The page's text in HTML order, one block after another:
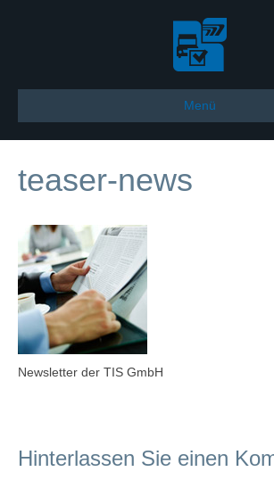
Menü
teaser-news
Newsletter der TIS GmbH
Hinterlassen Sie einen